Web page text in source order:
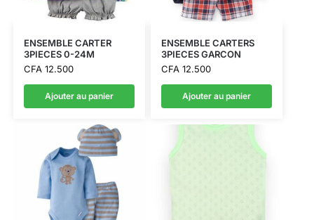
ENSEMBLE CARTER
3PIECES 0-24M
CFA12.500
Ajouter au panier
ENSEMBLE CARTERS
3PIECES GARCON
CFA12.500
Ajouter au panier